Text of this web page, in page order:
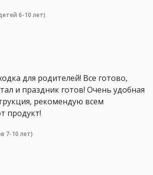
6-10 лет)
для родителей! Все готово,
и праздник готов! Очень удобная
рекомендую всем
продукт!
7-10 лет)